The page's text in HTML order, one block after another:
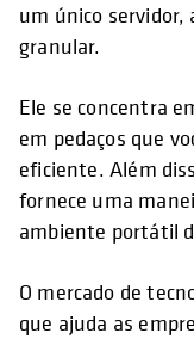
um único servidor,
granular.
Ele se concentra
em pedaços que
eficiente. Além
fornece uma
ambiente portátil
O mercado de
que ajuda as